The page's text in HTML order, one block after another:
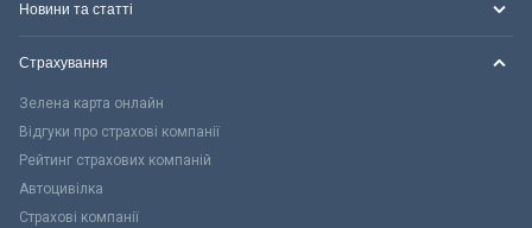
Новини та статті
Страхування
Зелена карта онлайн
Відгуки про страхові компанії
Рейтинг страхових компаній
Автоцивілка
Страхові компанії